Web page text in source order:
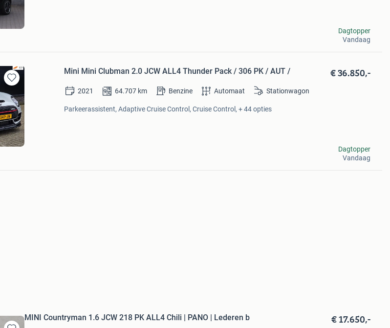
Dagtopper
Vandaag
Bewaren
in
Mijn
Favorieten
Mini Mini Clubman 2.0 JCW ALL4 Thunder Pack / 306 PK / AUT / € 36.850,-
2021 64.707 km Benzine Automaat Stationwagon
Parkeerassistent, Adaptive Cruise Control, Cruise Control, + 44 opties
Dagtopper
Vandaag
MINI Countryman 1.6 JCW 218 PK ALL4 Chili | PANO | Lederen b € 17.650,-